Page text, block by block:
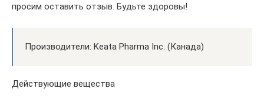
просим оставить отзыв. Будьте здоровы!
Производители: Keata Pharma Inc. (Канада)
Действующие вещества